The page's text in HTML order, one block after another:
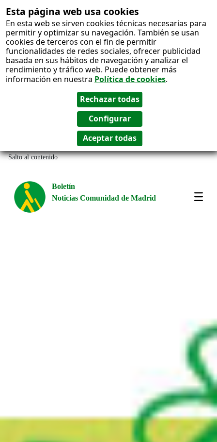
Esta página web usa cookies
En esta web se sirven cookies técnicas necesarias para
permitir y optimizar su navegación. También se usan
cookies de terceros con el fin de permitir
funcionalidades de redes sociales, ofrecer publicidad
basada en sus hábitos de navegación y analizar el
rendimiento y tráfico web. Puede obtener más
información en nuestra Política de cookies.
Salto al contenido
Boletín
Noticias Comunidad de Madrid